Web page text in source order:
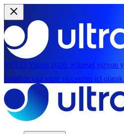
YOLO Vision 2026: Küresel vizyon
Eylül'de yüz yüze ve çevrim içi